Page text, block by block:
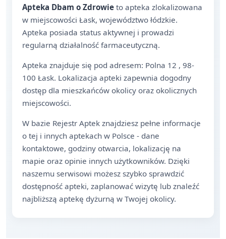
Apteka Dbam o Zdrowie to apteka zlokalizowana
w miejscowości Łask, województwo łódzkie.
Apteka posiada status aktywnej i prowadzi
regularną działalność farmaceutyczną.
Apteka znajduje się pod adresem: Polna 12 , 98-
100 Łask. Lokalizacja apteki zapewnia dogodny
dostęp dla mieszkańców okolicy oraz okolicznych
miejscowości.
W bazie Rejestr Aptek znajdziesz pełne informacje
o tej i innych aptekach w Polsce - dane
kontaktowe, godziny otwarcia, lokalizację na
mapie oraz opinie innych użytkowników. Dzięki
naszemu serwisowi możesz szybko sprawdzić
dostępność apteki, zaplanować wizytę lub znaleźć
najbliższą aptekę dyżurną w Twojej okolicy.